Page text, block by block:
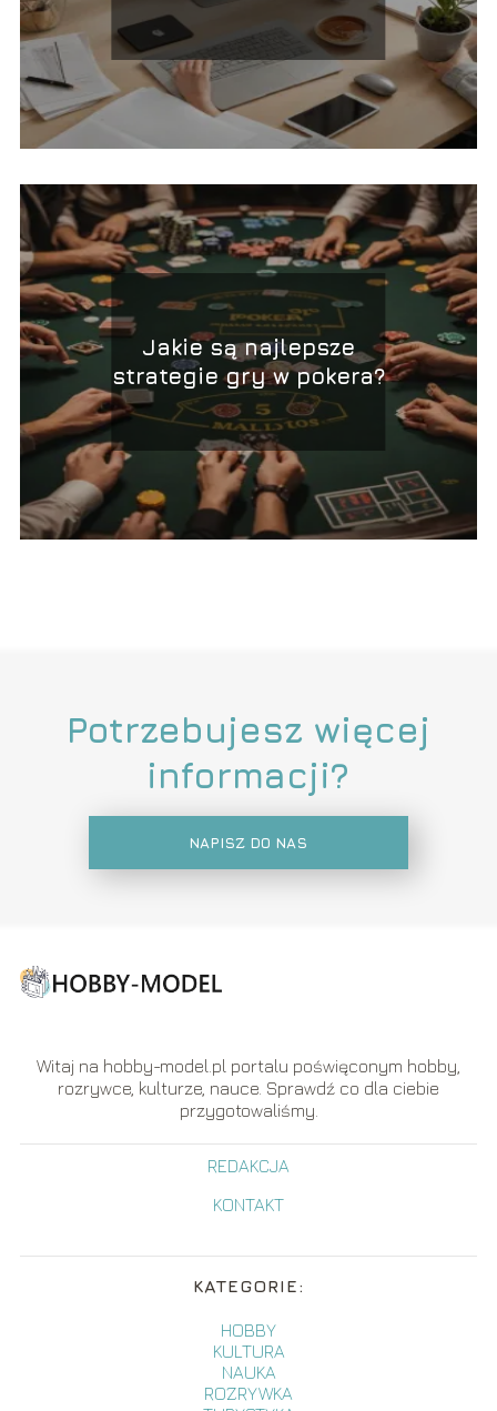
Jakie są najlepsze
strategie gry w pokera?
Potrzebujesz więcej
informacji?
NAPISZ DO NAS
Witaj na hobby-model.pl portalu poświęconym hobby,
rozrywce, kulturze, nauce. Sprawdź co dla ciebie
przygotowaliśmy.
REDAKCJA
KONTAKT
KATEGORIE:
HOBBY
KULTURA
NAUKA
ROZRYWKA